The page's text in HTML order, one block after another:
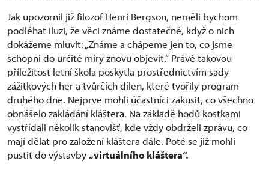
Jak upozornil již filozof Henri Bergson, neměli bychom
podléhat iluzi, že věci známe dostatečně, když o nich
dokážeme mluvit: „Známe a chápeme jen to, co jsme
schopni do určité míry znovu objevit.“ Právě takovou
příležitost letní škola poskytla prostřednictvím sady
zážitkových her a tvůrčích dílen, které tvořily program
druhého dne. Nejprve mohli účastníci zakusit, co všechno
obnášelo zakládání kláštera. Na základě hodů kostkami
vystřídali několik stanovišť, kde vždy obdrželi zprávu, co
mají dělat pro založení kláštera dále. Poté se již mohli
pustit do výstavby „virtuálního kláštera“.